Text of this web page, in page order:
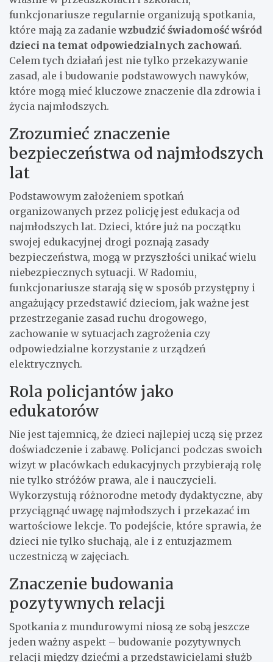
funkcjonariusze regularnie organizują spotkania,
które mają za zadaniewzbudzić świadomość wśród
dzieci na temat odpowiedzialnych zachowań.
Celem tych działań jest nie tylko przekazywanie
zasad, ale i budowanie podstawowych nawyków,
które mogą mieć kluczowe znaczenie dla zdrowia i
życia najmłodszych.
Zrozumieć znaczenie
bezpieczeństwa od najmłodszych
lat
Podstawowym założeniem spotkań
organizowanych przez policję jest edukacja od
najmłodszych lat. Dzieci, które już na początku
swojej edukacyjnej drogi poznają zasady
bezpieczeństwa, mogą w przyszłości unikać wielu
niebezpiecznych sytuacji. W Radomiu,
funkcjonariusze starają się w sposób przystępny i
angażujący przedstawić dzieciom, jak ważne jest
przestrzeganie zasad ruchu drogowego,
zachowanie w sytuacjach zagrożenia czy
odpowiedzialne korzystanie z urządzeń
elektrycznych.
Rola policjantów jako
edukatorów
Nie jest tajemnicą, że dzieci najlepiej uczą się przez
doświadczenie i zabawę. Policjanci podczas swoich
wizyt w placówkach edukacyjnych przybierają rolę
nie tylko stróżów prawa, ale i nauczycieli.
Wykorzystują różnorodne metody dydaktyczne, aby
przyciągnąć uwagę najmłodszych i przekazać im
wartościowe lekcje. To podejście, które sprawia, że
dzieci nie tylko słuchają, ale i z entuzjazmem
uczestniczą w zajęciach.
Znaczenie budowania
pozytywnych relacji
Spotkania z mundurowymi niosą ze sobą jeszcze
jeden ważny aspekt – budowanie pozytywnych
relacji między dziećmi a przedstawicielami służb